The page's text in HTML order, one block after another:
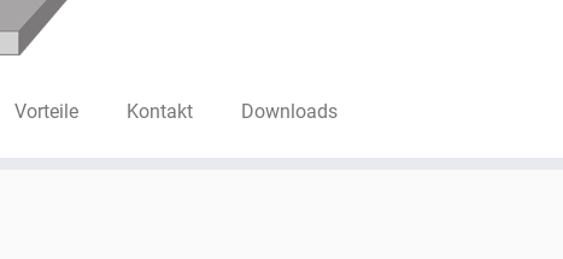
Vorteile Kontakt Downloads